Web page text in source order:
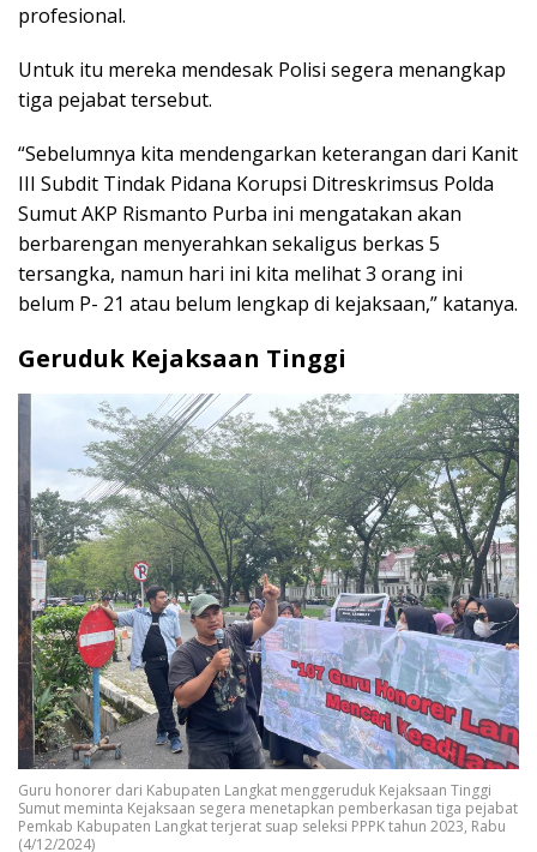
profesional.
Untuk itu mereka mendesak Polisi segera menangkap
tiga pejabat tersebut.
“Sebelumnya kita mendengarkan keterangan dari Kanit
III Subdit Tindak Pidana Korupsi Ditreskrimsus Polda
Sumut AKP Rismanto Purba ini mengatakan akan
berbarengan menyerahkan sekaligus berkas 5
tersangka, namun hari ini kita melihat 3 orang ini
belum P- 21 atau belum lengkap di kejaksaan,” katanya.
Geruduk Kejaksaan Tinggi
Guru honorer dari Kabupaten Langkat menggeruduk Kejaksaan Tinggi
Sumut meminta Kejaksaan segera menetapkan pemberkasan tiga pejabat
Pemkab Kabupaten Langkat terjerat suap seleksi PPPK tahun 2023, Rabu
(4/12/2024)